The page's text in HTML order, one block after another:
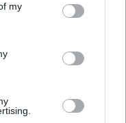
You may click to
third-party tags to
in below Google
my
készült egy lista a
magyar mit
lemezeket.
indexen
régi számait